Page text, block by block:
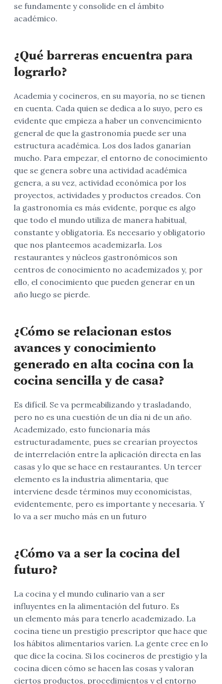
se fundamente y consolide en el ámbito
académico.
¿Qué barreras encuentra para
lograrlo?
Academia y cocineros, en su mayoría, no se tienen
en cuenta. Cada quien se dedica a lo suyo, pero es
evidente que empieza a haber un convencimiento
general de que la gastronomía puede ser una
estructura académica. Los dos lados ganarían
mucho. Para empezar, el entorno de conocimiento
que se genera sobre una actividad académica
genera, a su vez, actividad económica por los
proyectos, actividades y productos creados. Con
la gastronomía es más evidente, porque es algo
que todo el mundo utiliza de manera habitual,
constante y obligatoria. Es necesario y obligatorio
que nos planteemos academizarla. Los
restaurantes y núcleos gastronómicos son
centros de conocimiento no academizados y, por
ello, el conocimiento que pueden generar en un
año luego se pierde.
¿Cómo se relacionan estos
avances y conocimiento
generado en alta cocina con la
cocina sencilla y de casa?
Es difícil. Se va permeabilizando y trasladando,
pero no es una cuestión de un día ni de un año.
Academizado, esto funcionaría más
estructuradamente, pues se crearían proyectos
de interrelación entre la aplicación directa en las
casas y lo que se hace en restaurantes. Un tercer
elemento es la industria alimentaria, que
interviene desde términos muy economicistas,
evidentemente, pero es importante y necesaria. Y
lo va a ser mucho más en un futuro
¿Cómo va a ser la cocina del
futuro?
La cocina y el mundo culinario van a ser
influyentes en la alimentación del futuro. Es
un elemento más para tenerlo academizado. La
cocina tiene un prestigio prescriptor que hace que
los hábitos alimentarios varíen. La gente cree en lo
que dice la cocina. Si los cocineros de prestigio y la
cocina dicen cómo se hacen las cosas y valoran
ciertos productos, procedimientos y el entorno